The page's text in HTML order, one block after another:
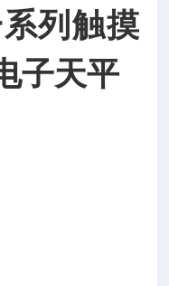
列触摸
子天平